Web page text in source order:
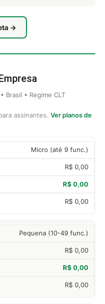
→
Brasil • Regime CLT
assinantes. Ver planos de
Micro (até 9 func.)
R$ 0,00
R$ 0,00
R$ 0,00
Pequena (10-49 func.)
R$ 0,00
R$ 0,00
R$ 0,00